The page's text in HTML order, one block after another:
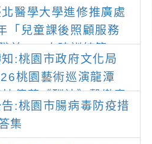
北醫學大學進修推廣處
「兒童課後照顧服務
前180小時訓練第20
生資訊
:桃園市政府文化局
桃園藝術巡演龍潭
傳藝《酬神》擊樂表
告:桃園市腸病毒防疫措
集
轉知:「紙風車368鄉鎮
市區兒童藝術工程－永
續啟航」活動